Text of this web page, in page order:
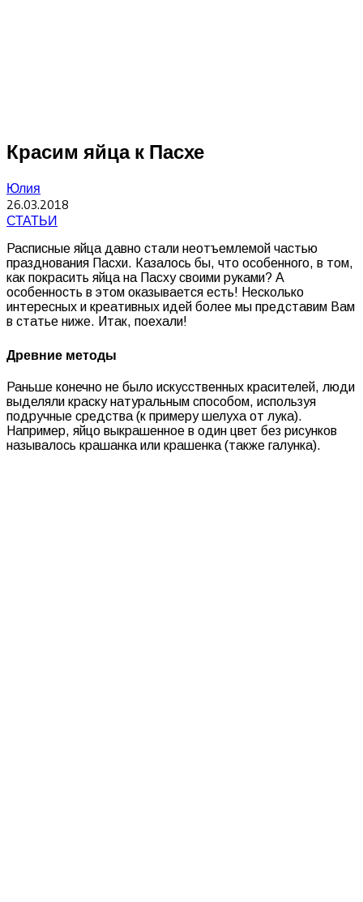
Красим яйца к Пасхе
Юлия
26.03.2018
СТАТЬИ
Расписные яйца давно стали неотъемлемой частью
празднования Пасхи. Казалось бы, что особенного, в том,
как покрасить яйца на Пасху своими руками? А
особенность в этом оказывается есть! Несколько
интересных и креативных идей более мы представим Вам
в статье ниже. Итак, поехали!
Древние методы
Раньше конечно не было искусственных красителей, люди
выделяли краску натуральным способом, используя
подручные средства (к примеру шелуха от лука).
Например, яйцо выкрашенное в один цвет без рисунков
называлось крашанка или крашенка (также галунка).